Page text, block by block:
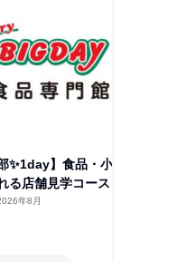
✨1day】食品・小
る店舗見学コース
年8月